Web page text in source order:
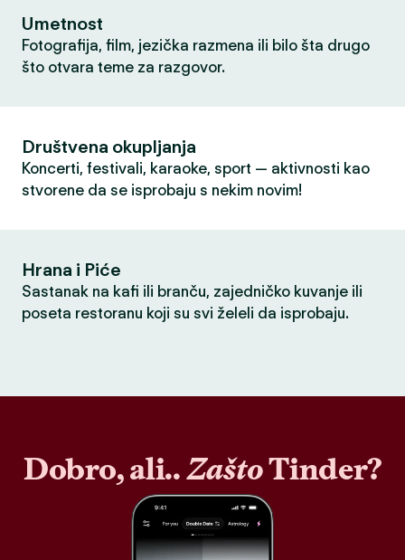
Umetnost
Fotografija, film, jezička razmena ili bilo šta drugo
što otvara teme za razgovor.
Društvena okupljanja
Koncerti, festivali, karaoke, sport — aktivnosti kao
stvorene da se isprobaju s nekim novim!
Hrana i Piće
Sastanak na kafi ili branču, zajedničko kuvanje ili
poseta restoranu koji su svi želeli da isprobaju.
Dobro, ali..ZaštoTinder?